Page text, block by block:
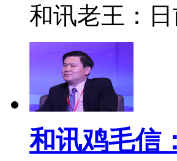
和讯老王：
和讯鸡毛信